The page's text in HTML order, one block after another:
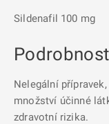
Sildenafil 100 mg
Nelegální
množství účinné
zdravotní rizika.